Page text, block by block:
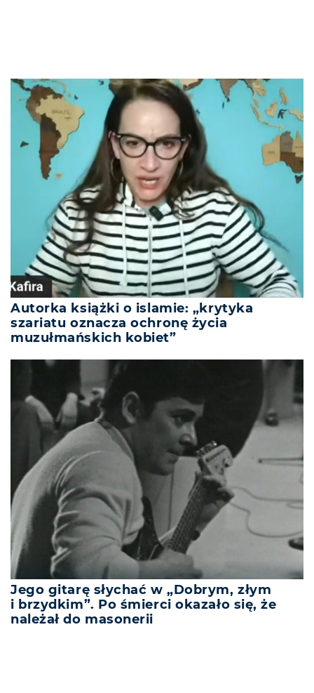
Autorka książki o islamie: „krytyka
szariatu oznacza ochronę życia
muzułmańskich kobiet”
Jego gitarę słychać w „Dobrym, złym
i brzydkim”. Po śmierci okazało się, że
należał do masonerii